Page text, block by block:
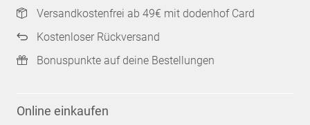
Versandkostenfrei ab 49€ mit dodenhof Card
Kostenloser Rückversand
Bonuspunkte auf deine Bestellungen
Online einkaufen